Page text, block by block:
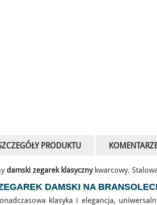
PRODUKTU
damski zegarek klasycznykwarcowy.
DAMSKI NA
klasyka i elegancja,